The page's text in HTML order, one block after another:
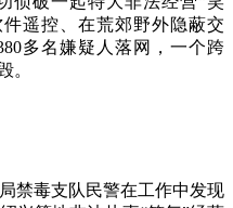
遥控、在荒郊野外隐蔽交
多名嫌疑人落网，一个跨
。
毒支队民警在工作中发现